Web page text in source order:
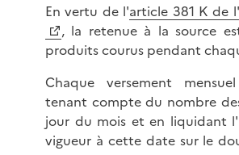
En vertu de l'article 381 K de
, la retenue à la source
produits courus pendant
Chaque versement
tenant compte du nombre
jour du mois et en liquidant
vigueur à cette date sur le